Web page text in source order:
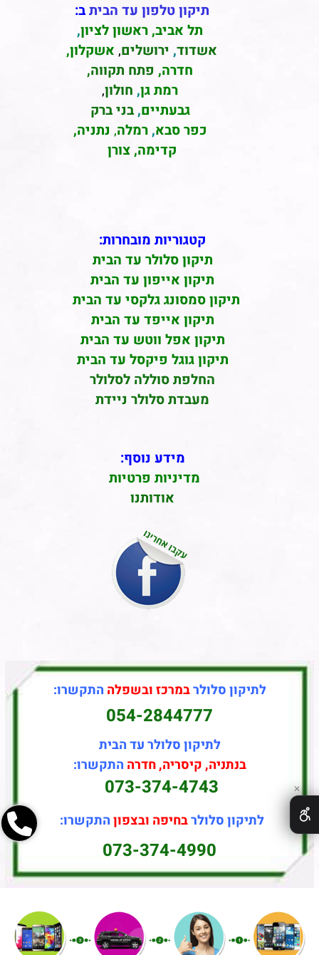
תיקון טלפון עד הביתב:
תל אביב, ראשון לציון,
אשדוד, ירושלים, אשקלון,
חדרה, פתח תקווה,
רמת גן, חולון,
גבעתיים,בני ברק
כפר סבא,רמלה, נתניה,
קדימה, צורן
קטגוריות מובחרות:
תיקון סלולר עד הבית
תיקון אייפון עד הבית
תיקון סמסונג גלקסי עד הבית
תיקון אייפד עד הבית
תיקון אפל ווטש עד הבית
תיקון גוגל פיקסל עד הבית
החלפת סוללה לסלולר
מעבדת סלולר ניידת
מידע נוסף:
מדיניות פרטיות
אודותנו
לתיקון סלולרבמרכז ובשפלה התקשרו:
054-2844777
לתיקון סלולר עד הבית
בנתניה, קיסריה, חדרה התקשרו:
073-374-4743
לתיקון סלולרבחיפה ובצפוןהתקשרו:
073-374-4990
✕